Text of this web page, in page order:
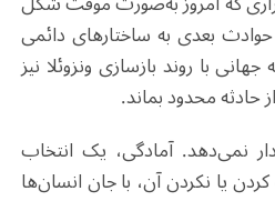
حوادث بعدی به ساختارهای دائمی
با روند بازسازی ونزوئلا نیز
محدود بماند.
نمی‌دهد. آمادگی، یک انتخاب
یا نکردن آن، با جان انسان‌ها